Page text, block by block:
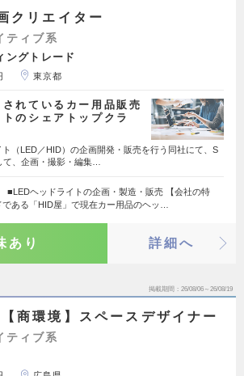
クリエイター
ティブ系
ングトレード
東京都
れているカー用品販売
のシェアトップクラ
ト（LED／HID）の企画開発・販売を行う同社にて、S
、企画・撮影・編集…
■LEDヘッドライトの企画・製造・販売 【会社の特
ある「HID屋」で現在カー用品のヘッ…
あり 詳細へ
掲載期間 26/08/06～26/08/19
商環境】スペースデザイナー
ティブ系